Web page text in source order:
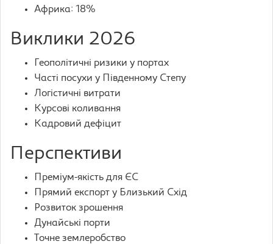
Африка: 18%
Виклики 2026
Геополітичні ризики у портах
Часті посухи у Південному Степу
Логістичні витрати
Курсові коливання
Кадровий дефіцит
Перспективи
Преміум-якість для ЄС
Прямий експорт у Близький Схід
Розвиток зрошення
Дунайські порти
Точне землеробство